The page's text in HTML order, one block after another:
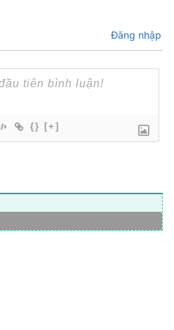
Đăng nhập
{} [+]